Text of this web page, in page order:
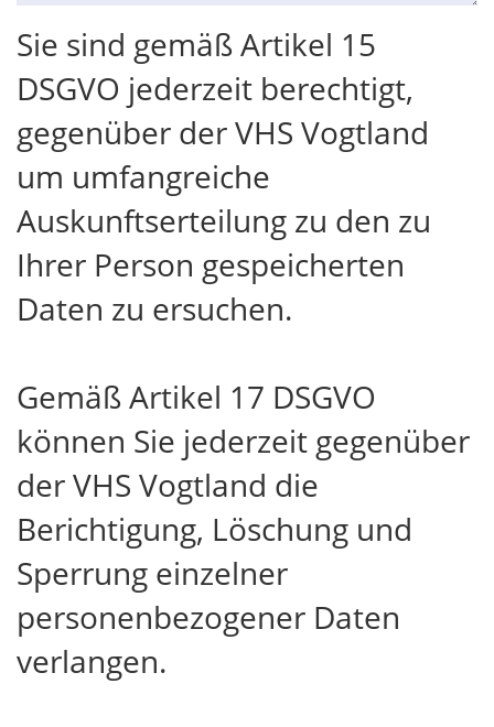
Sie sind gemäß Artikel 15
DSGVO jederzeit berechtigt,
gegenüber der VHS Vogtland
um umfangreiche
Auskunftserteilung zu den zu
Ihrer Person gespeicherten
Daten zu ersuchen.
Gemäß Artikel 17 DSGVO
können Sie jederzeit gegenüber
der VHS Vogtland die
Berichtigung, Löschung und
Sperrung einzelner
personenbezogener Daten
verlangen.